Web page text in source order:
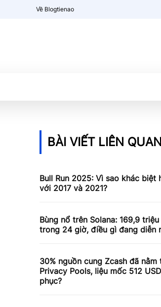
Về Blogtienao
BÀI VIẾT LIÊN QUAN
Bull Run 2025: Vì sao khác biệt
với 2017 và 2021?
Bùng nổ trên Solana: 169,9
trong 24 giờ, điều gì đang diễn
30% nguồn cung Zcash đã nằm
Privacy Pools, liệu mốc 512
phục?